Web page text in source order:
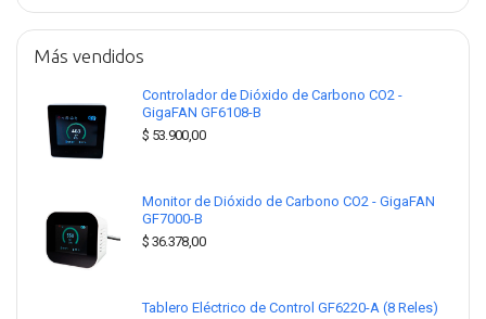
Más vendidos
Controlador de Dióxido de Carbono CO2 -
GigaFAN GF6108-B
$ 53.900,00
Monitor de Dióxido de Carbono CO2 - GigaFAN
GF7000-B
$ 36.378,00
Tablero Eléctrico de Control GF6220-A (8 Reles)